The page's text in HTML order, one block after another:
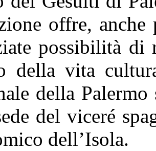
offre,
possibilità di
della vita
della Palermo
del viceré
dell’Isola.